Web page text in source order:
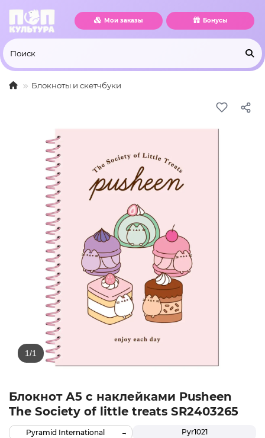
Мои заказы Бонусы
Блокноты и скетчбуки
Блокнот А5 с наклейками Pusheen
The Society of little treats SR2403265
Pyr1021
Pyramid International